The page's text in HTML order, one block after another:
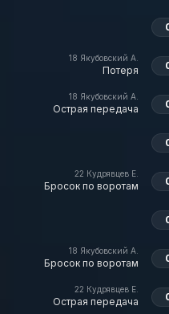
18 Якубовский А.
Потеря
18 Якубовский А.
Острая передача
22 Кудрявцев Е.
Бросок по воротам
18 Якубовский А.
Бросок по воротам
22 Кудрявцев Е.
Острая передача